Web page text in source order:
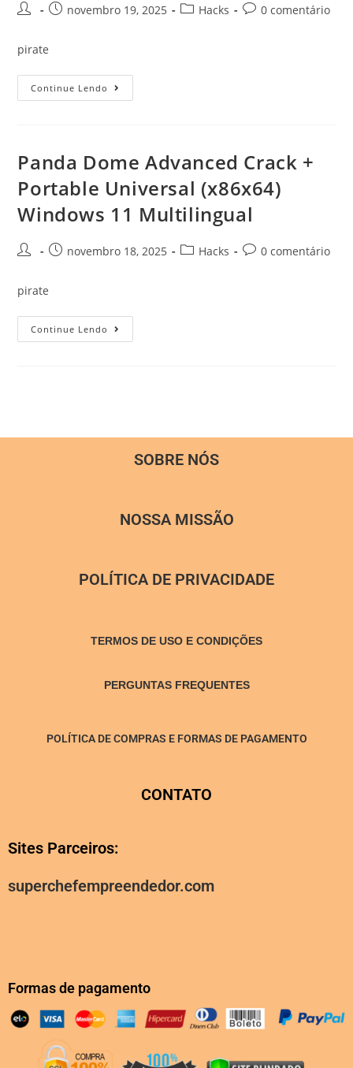
novembro 19, 2025 Hacks 0 comentário
pirate
Continue Lendo
Panda Dome Advanced Crack +
Portable Universal (x86x64)
Windows 11 Multilingual
novembro 18, 2025 Hacks 0 comentário
pirate
Continue Lendo
SOBRE NÓS
NOSSA MISSÃO
POLÍTICA DE PRIVACIDADE
TERMOS DE USO E CONDIÇÕES
PERGUNTAS FREQUENTES
POLÍTICA DE COMPRAS E FORMAS DE PAGAMENTO
CONTATO
Sites Parceiros:
superchefempreendedor.com
Formas de pagamento